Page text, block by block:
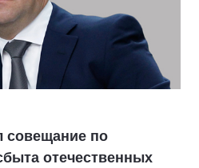
совещание по
отечественных